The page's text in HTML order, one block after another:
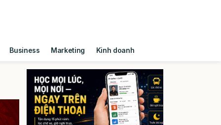
Business Marketing Kinh doanh